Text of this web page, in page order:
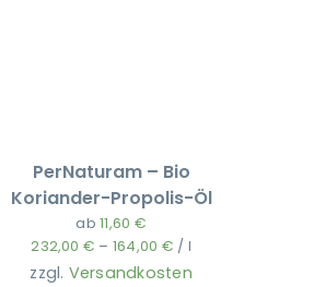
PerNaturam – Bio
Koriander-Propolis-Öl
ab11,60 €
232,00 € – 164,00 € / l
zzgl. Versandkosten